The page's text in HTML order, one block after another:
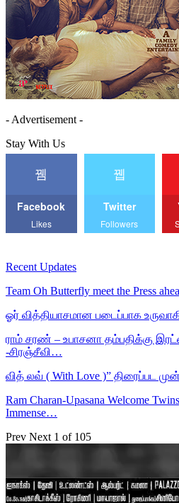
- Advertisement -
Stay With Us
Facebook
Likes
Twitter
Followers
Recent Updates
Team Oh Butterfly meet the Press
ஓர் வித்தியாசமான படைப்பாக
ராம் சரண் – உபாசனா தம்பதிக்கு
-சிரஞ்சீவி…
வித் லவ் ( With Love )” திரைப்பட
Ram Charan-Upasana Welcome
Immense…
Prev Next 1 of 105